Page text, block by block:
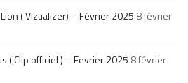
( Vizualizer) – Février 2025 8 février
( Clip officiel ) – Fevrier 2025 8 février